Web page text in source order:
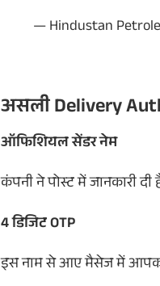
— Hindustan
असली Delivery
ऑफिशियल सेंडर नेम
कंपनी ने पोस्ट में जानकारी
4 डिजिट OTP
इस नाम से आए मैसेज में आपको